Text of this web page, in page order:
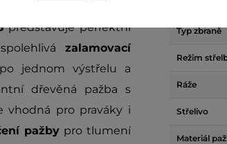
představuje perfektní
zalamovací
jednom výstřelu a
dřevěná pažba s
vhodná pro praváky i
pažby pro tlumení
Typ zbraně
Režim
Ráže
Střelivo
Materiál